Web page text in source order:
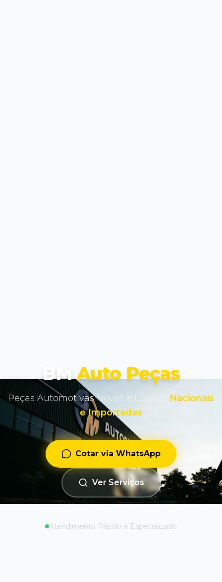
BM Auto Peças
Peças Automotivas Novas e Usadas Nacionais
e Importadas
Cotar via WhatsApp
Ver Serviços
Atendimento Rápido e Especializado